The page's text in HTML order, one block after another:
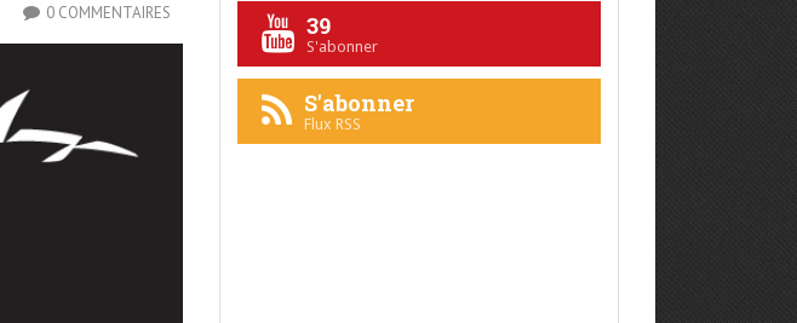
0 COMMENTAIRES 39
S'abonner
S'abonner
Flux RSS